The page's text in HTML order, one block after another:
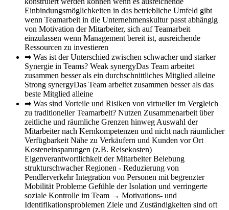
Einbindungsmöglichkeiten in das betriebliche Umfeld gibt
wenn Teamarbeit in die Unternehmenskultur passt abhängig
von Motivation der Mitarbeiter, sich auf Teamarbeit
einzulassen wenn Management bereit ist, ausreichende
Ressourcen zu investieren
➡ Was ist der Unterschied zwischen schwacher und starker
Synergie in Teams? Weak synergyDas Team arbeitet
zusammen besser als ein durchschnittliches Mitglied alleine
Strong synergyDas Team arbeitet zusammen besser als das
beste Mitglied alleine
➡ Was sind Vorteile und Risiken von virtueller im Vergleich
zu traditioneller Teamarbeit? Nutzen Zusammenarbeit über
zeitliche und räumliche Grenzen hinweg Auswahl der
Mitarbeiter nach Kernkompetenzen und nicht nach räumlicher
Verfügbarkeit Nähe zu Verkäufern und Kunden vor Ort
Kosteneinsparungen (z.B. Reisekosten)
Eigenverantwortlichkeit der Mitarbeiter Belebung
strukturschwacher Regionen - Reduzierung von
Pendlerverkehr Integration von Personen mit begrenzter
Mobilität Probleme Gefühle der Isolation und verringerte
soziale Kontrolle im Team → Motivations- und
Identifikationsproblemen Ziele und Zuständigkeiten sind oft